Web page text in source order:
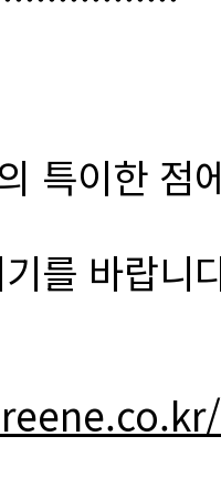
특이한 점
를 바랍니